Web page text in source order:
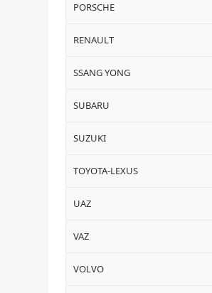
PORSCHE
RENAULT
SSANG YONG
SUBARU
SUZUKI
TOYOTA-LEXUS
UAZ
VAZ
VOLVO